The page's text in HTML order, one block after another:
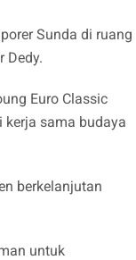
Sunda di ruang
Dedy.
Euro Classic
sama budaya
berkelanjutan
untuk